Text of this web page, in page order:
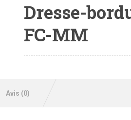
Dresse-
FC-MM
Avis (0)